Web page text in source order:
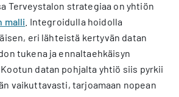
Terveystalon strategiaa on yhtiön
malli . Integroidulla hoidolla
eri lähteistä kertyvän datan
tukena ja ennaltaehkäisyn
datan pohjalta yhtiö siis pyrkii
vaikuttavasti, tarjoamaan nopean